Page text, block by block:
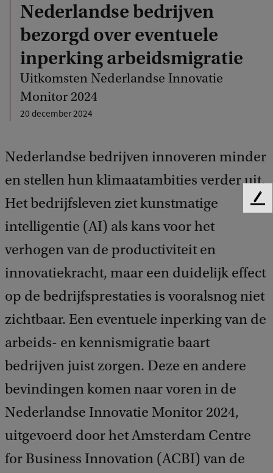
Nederlandse bedrijven
bezorgd over eventuele
inperking arbeidsmigratie
Uitkomsten Nederlandse Innovatie
Monitor 2024
20 december 2024
Nederlandse bedrijven innoveren minder
en stellen hun klimaatambities verder uit.
Het bedrijfsleven ziet kunstmatige
intelligentie (AI) als kans voor het
verhogen van de productiviteit en
innovatiekracht, maar een duidelijk effect
op de bedrijfsprestaties is vooralsnog niet
zichtbaar. Een eventuele inperking van de
arbeids- en kennismigratie baart
bedrijven juist zorgen. Deze en andere
bevindingen komen naar voren in de
Nederlandse Innovatie Monitor 2024,
uitgevoerd door het Amsterdam Centre
for Business Innovation (ACBI) van de
F
a
k